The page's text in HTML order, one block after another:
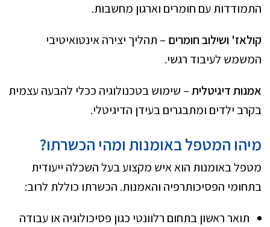
התמודדות עם חומרים וארגון מחשבות.
קולאז' ושילוב חומרים – תהליך יצירה אינטואיטיבי
המשמש לעיבוד רגשי.
אמנות דיגיטלית– שימוש בטכנולוגיה ככלי להבעה עצמית
בקרב ילדים ומתבגרים בעידן הדיגיטלי.
מיהו המטפל באומנות ומהי הכשרתו?
מטפל באומנות הוא איש מקצוע בעל השכלה ייעודית
בתחומי הפסיכותרפיה והאמנות. הכשרתו כוללת לרוב:
תואר ראשון בתחום רלוונטי כגון פסיכולוגיה או עבודה